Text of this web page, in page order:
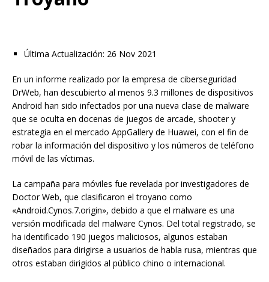
Última Actualización: 26 Nov 2021
En un informe realizado por la empresa de ciberseguridad
DrWeb, han descubierto al menos 9.3 millones de dispositivos
Android han sido infectados por una nueva clase de malware
que se oculta en docenas de juegos de arcade, shooter y
estrategia en el mercado AppGallery de Huawei, con el fin de
robar la información del dispositivo y los números de teléfono
móvil de las víctimas.
La campaña para móviles fue revelada por investigadores de
Doctor Web, que clasificaron el troyano como
«Android.Cynos.7.origin», debido a que el malware es una
versión modificada del malware Cynos. Del total registrado, se
ha identificado 190 juegos maliciosos, algunos estaban
diseñados para dirigirse a usuarios de habla rusa, mientras que
otros estaban dirigidos al público chino o internacional.